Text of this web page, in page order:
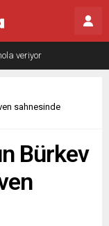
mü, kolonializm mi?
sahnesinde
Bürkev